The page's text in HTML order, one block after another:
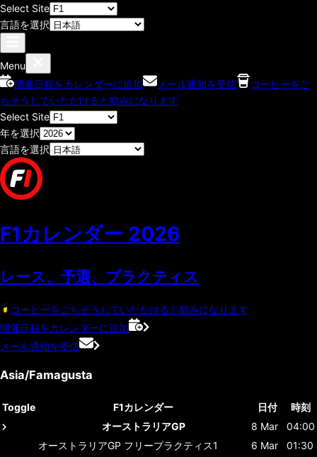
Select Site
言語を選択
Menu
開催日程をカレンダーに追加
メール通知を受信
コーヒーをご
ちそうしていただけると励みになります
Select Site
年を選択
言語を選択
F1カレンダー 2026
レース、予選、プラクティス
コーヒーをごちそうしていただけると励みになります
開催日程をカレンダーに追加
メール通知を受信
Asia/Famagusta
Toggle F1カレンダー 日付
時刻
オーストラリアGP
8 Mar
04:00
オーストラリアGP フリープラクティス1 6 Mar
01:30